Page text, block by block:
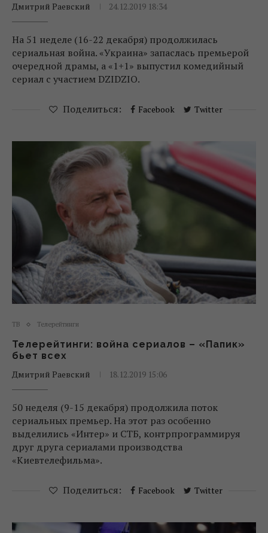
Дмитрий Раевский
24.12.2019 18:34
На 51 неделе (16-22 декабря) продолжилась
сериальная война. «Украина» запаслась премьерой
очередной драмы, а «1+1» выпустил комедийный
сериал с участием DZIDZIO.
Поделиться: Facebook Twitter
ТВ Телерейтинги
Телерейтинги: война сериалов – «Папик»
бьет всех
Дмитрий Раевский
18.12.2019 15:06
50 неделя (9-15 декабря) продолжила поток
сериальных премьер. На этот раз особенно
выделились «Интер» и СТБ, контрпрограммируя
друг друга сериалами производства
«Киевтелефильма».
Поделиться: Facebook Twitter